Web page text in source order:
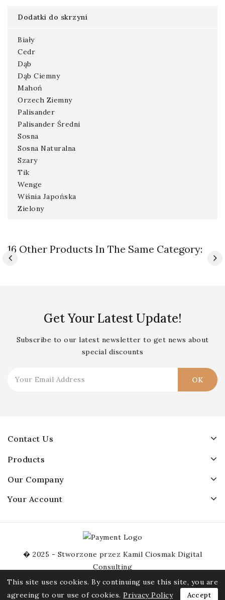
Dodatki do skrzyni
Biały
Cedr
Dąb
Dąb Ciemny
Mahoń
Orzech Ziemny
Palisander
Palisander Średni
Sosna
Sosna Naturalna
Szary
Tik
Wenge
Wiśnia Japońska
Zielony
16 Other Products In The Same Category:
Get Your Latest Update!
Subscribe to our latest newsletter to get news about
special discounts
Contact Us
Products
Our Company
Your Account
This site uses cookies. By continuing use this site, you are
agreeing to our use of cookies. Privacy Policy Accept
� 2025 - Stworzone przez Kamil Ciosmak Digital
Consulting